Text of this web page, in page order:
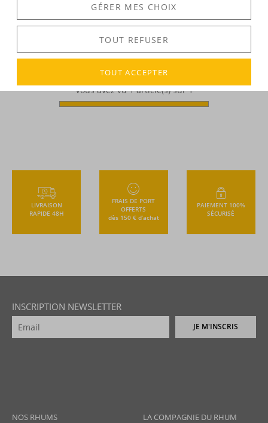
Okinawa - 70cl - 40°
+
45,16 €TTC
Vous avez vu1article(s) sur 1
LIVRAISON
RAPIDE 48H
FRAIS DE PORT
OFFERTS
dès 150 € d’achat
PAIEMENT 100%
SÉCURISÉ
INSCRIPTION NEWSLETTER
JE M'INSCRIS
NOS RHUMS LA COMPAGNIE DU RHUM
GÉRER MES CHOIX
TOUT REFUSER
TOUT ACCEPTER